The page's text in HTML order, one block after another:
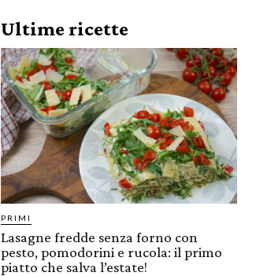
Ultime ricette
PRIMI
Lasagne fredde senza forno con
pesto, pomodorini e rucola: il primo
piatto che salva l’estate!